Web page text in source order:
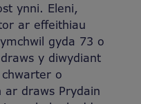
ynni. Eleni,
ar effeithiau
gyda 73 o
y diwydiant
o
ar draws Prydain